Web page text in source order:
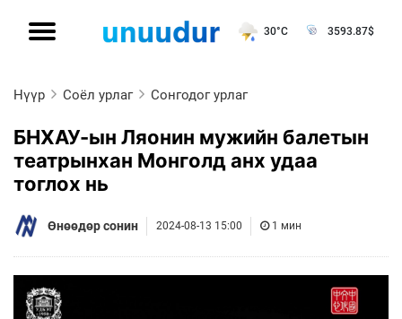
30°C 3593.87$
Нүүр Соёл урлаг Сонгодог урлаг
БНХАУ-ын Ляонин мужийн балетын
театрынхан Монголд анх удаа
тоглох нь
Өнөөдөр сонин 2024-08-13 15:00 1 мин